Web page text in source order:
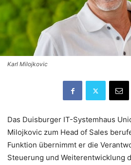
Karl Milojkovic
Das Duisburger IT-Systemhaus
Milojkovic zum Head of Sales
Funktion übernimmt er die
Steuerung und Weiterentwicklung